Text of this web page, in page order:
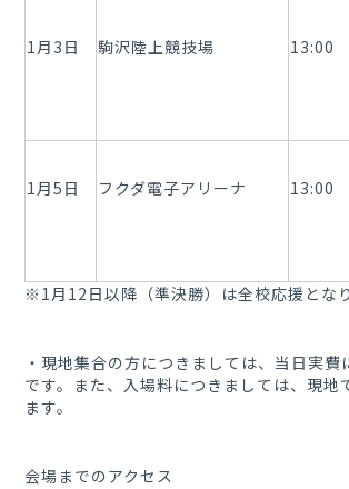
1月3日 駒沢陸上競技場 13:00
1月5日 フクダ電子アリーナ 13:00
※1月12日以降（準決勝）は全校応援となり
・現地集合の方につきましては、当日実費
です。また、入場料につきましては、現地
ます。
会場までのアクセス